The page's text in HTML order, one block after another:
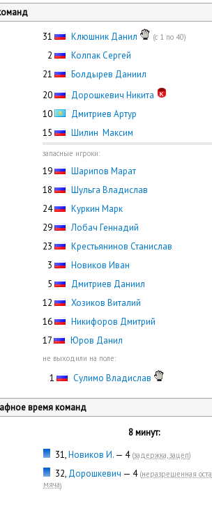
31 Клюшник Данил (с 1 по 40)
2
Колпак Сергей
21
Болдырев Даниил
20
Дорошкевич Никита
10
Дмитриев Артур
15
Шилин Максим
запасные игроки:
19
Шарипов Марат
18
Шульга Владислав
24
Куркин Марк
29
Лобач Геннадий
23
Крестьянинов Станислав
3
Новиков Иван
5
Дмитриев Даниил
12
Хозиков Виталий
16
Никифоров Дмитрий
17
Юров Данил
не выходили на поле:
1 Сулимо Владислав
время команд
8 минут:
31,Новиков И. — 4 (задержка, зацеп)
32, Дорошкевич — 4 (неразрешенная
мяча)